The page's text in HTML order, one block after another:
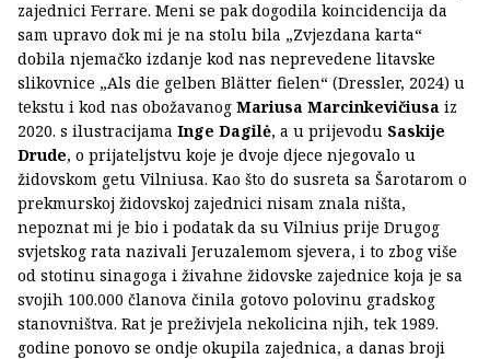
zajednici Ferrare. Meni se pak dogodila koincidencija da
sam upravo dok mi je na stolu bila „Zvjezdana karta“
dobila njemačko izdanje kod nas neprevedene litavske
slikovnice „Als die gelben Blätter fielen“ (Dressler, 2024) u
tekstu i kod nas obožavanog Mariusa Marcinkevičiusa iz
2020. s ilustracijama Inge Dagilė, a u prijevodu Saskije
Drude, o prijateljstvu koje je dvoje djece njegovalo u
židovskom getu Vilniusa. Kao što do susreta sa Šarotarom o
prekmurskoj židovskoj zajednici nisam znala ništa,
nepoznat mi je bio i podatak da su Vilnius prije Drugog
svjetskog rata nazivali Jeruzalemom sjevera, i to zbog više
od stotinu sinagoga i živahne židovske zajednice koja je sa
svojih 100.000 članova činila gotovo polovinu gradskog
stanovništva. Rat je preživjela nekolicina njih, tek 1989.
godine ponovo se ondje okupila zajednica, a danas broji